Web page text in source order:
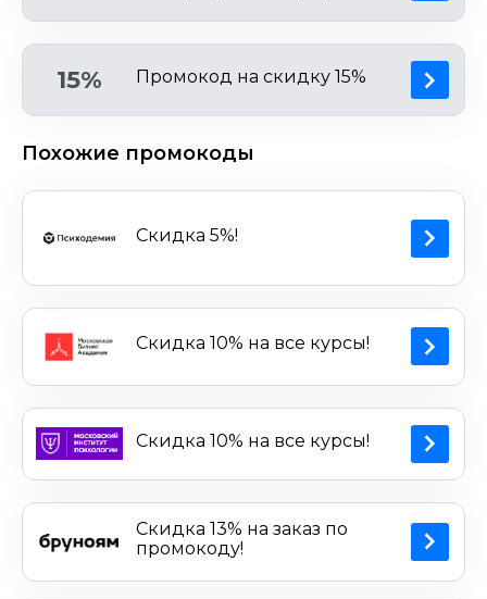
15% Промокод на скидку 15%
Похожие промокоды
Скидка 5%!
Скидка 10% на все курсы!
Скидка 10% на все курсы!
Скидка 13% на заказ по
промокоду!